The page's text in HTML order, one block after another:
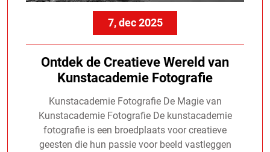
7, dec 2025
Ontdek de Creatieve Wereld van
Kunstacademie Fotografie
Kunstacademie Fotografie De Magie van
Kunstacademie Fotografie De kunstacademie
fotografie is een broedplaats voor creatieve
geesten die hun passie voor beeld vastleggen